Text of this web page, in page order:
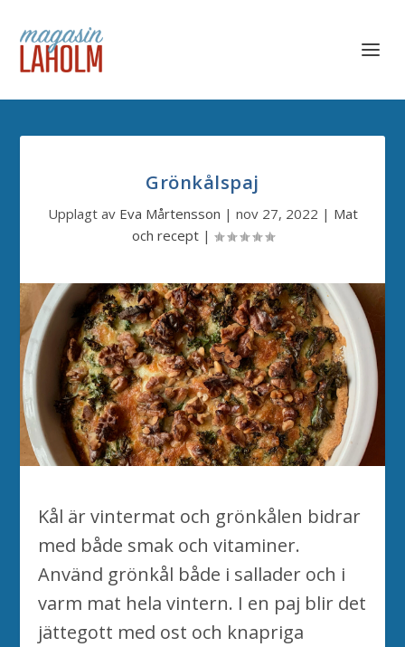
Grönkålspaj
Upplagt av Eva Mårtensson | nov 27, 2022 | Mat
och recept|
Kål är vintermat och grönkålen bidrar
med både smak och vitaminer.
Använd grönkål både i sallader och i
varm mat hela vintern. I en paj blir det
jättegott med ost och knapriga